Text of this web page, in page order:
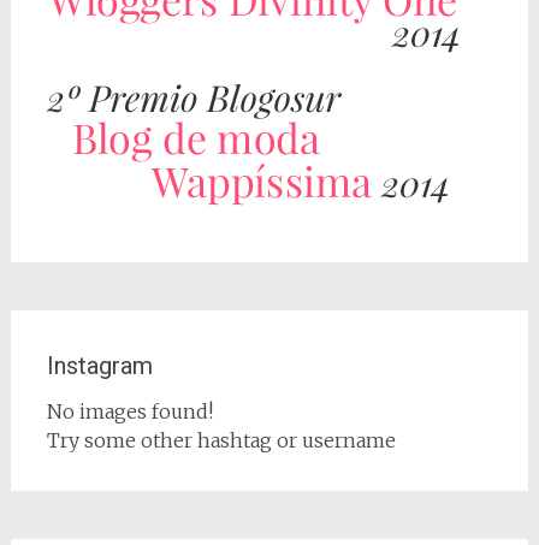
Instagram
No images found!
Try some other hashtag or username